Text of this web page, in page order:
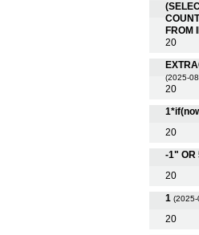
FROM
20
(2025-
20
20
-1" OR
20
1
20